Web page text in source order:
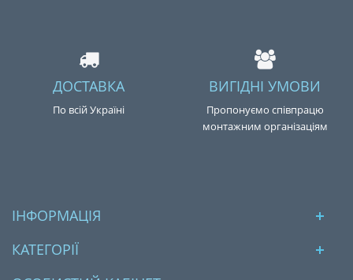
ДОСТАВКА
По всій Україні
ВИГІДНІ УМОВИ
Пропонуємо співпрацю
монтажним організаціям
ІНФОРМАЦІЯ
КАТЕГОРІЇ